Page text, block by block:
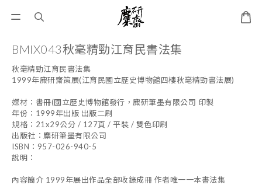
BMIX043秋毫精勁江育民書法集
秋毫精勁江育民書法集
1999年麋研齋策展(江育民國立歷史博物館四樓秋毫精勁書法展)
媒材：書冊(國立歷史博物館發行，麋研筆墨有限公司 印製
年份：1999年出版 出版二刷
規格：21x29公分 / 127頁 / 平裝 / 雙色印刷
出版社：麋研筆墨有限公司
ISBN：957-026-940-5
說明：
內容簡介 1999年展出作品全部收錄成冊 作者唯一一本書法集